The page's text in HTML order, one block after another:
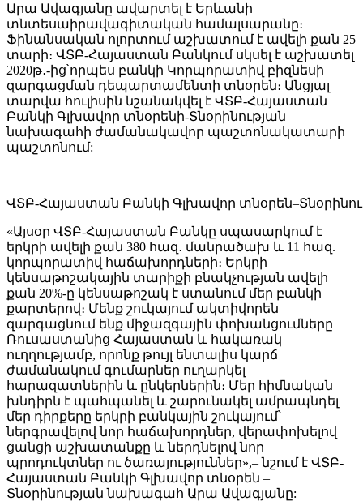
Արա Ավագյանը ավարտել է Երևանի
տնտեսաիրավագիտական համալսարանը։
Ֆինանսական ոլորտում աշխատում է ավելի քան 25
տարի։ ՎՏԲ-Հայաստան Բանկում սկսել է աշխատել
2020թ․-ից՝որպես բանկի Կորպորատիվ բիզնեսի
զարգացման դեպարտամենտի տնօրեն։ Անցյալ
տարվա հուլիսին նշանակվել է ՎՏԲ-Հայաստան
Բանկի Գլխավոր տնօրենի-Տնօրինության
նախագահի ժամանակավոր պաշտոնակատարի
պաշտոնում:
ՎՏԲ-Հայաստան Բանկի Գլխավոր
«Այսօր ՎՏԲ-Հայաստան Բանկը սպասարկում է
երկրի ավելի քան 380 հազ․ մանրածախ և 11 հազ.
կորպորատիվ հաճախորդների։ Երկրի
կենսաթոշակային տարիքի բնակչության ավելի
քան 20%-ը կենսաթոշակ է ստանում մեր բանկի
քարտերով։ Մենք շուկայում ակտիվորեն
զարգացնում ենք միջազգային փոխանցումները
Ռուսաստանից Հայաստան և հակառակ
ուղղությամբ, որոնք թույլ ենտալիս կարճ
ժամանակում գումարներ ուղարկել
հարազատներին և ընկերներին։ Մեր հիմնական
խնդիրն է պահպանել և շարունակել ամրապնդել
մեր դիրքերը երկրի բանկային շուկայում՝
ներգրավելով նոր հաճախորդներ, վերափոխելով
ցանցի աշխատանքը և ներդնելով նոր
պրոդուկտներ ու ծառայություններ»,– նշում է ՎՏԲ-
Հայաստան Բանկի Գլխավոր տնօրեն –
Տնօրինության նախագահ Արա Ավագյանը: